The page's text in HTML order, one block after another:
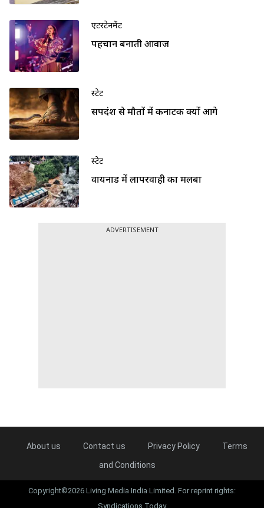
एंटरटेनमेंट
पहचान बनाती आवाज
स्टेट
सर्पदंश से मौतों में कर्नाटक क्यों आगे
स्टेट
वायनाड में लापरवाही का मलबा
ADVERTISEMENT
About us Contact us Privacy Policy
Terms
and Conditions
Copyright©2026 Living Media India Limited. For reprint rights:
Syndications Today